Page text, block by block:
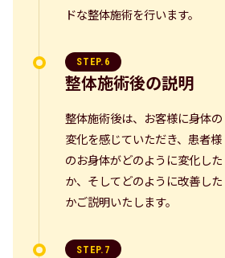
ドな整体施術を行います。
STEP.6
整体施術後の説明
整体施術後は、お客様に身体の
変化を感じていただき、患者様
のお身体がどのように変化した
か、そしてどのように改善した
かご説明いたします。
STEP.7